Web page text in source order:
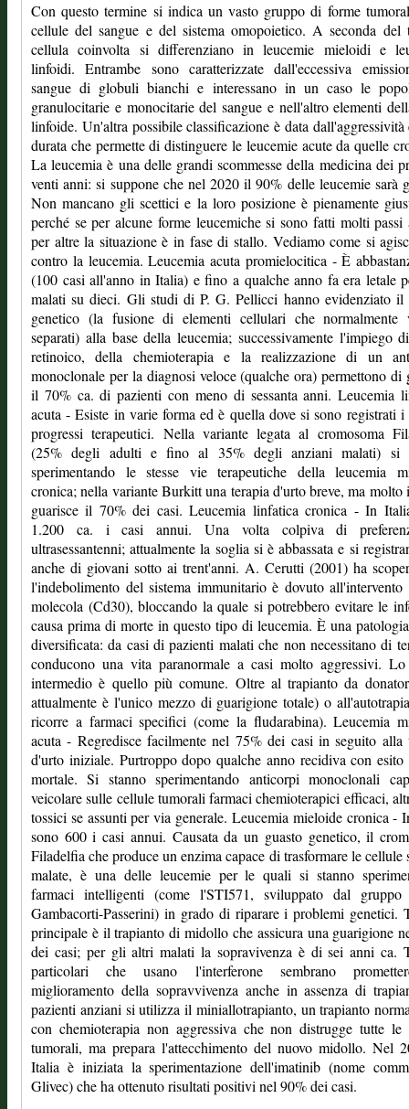
Con questo termine si indica un vasto gruppo di forme
cellule del sangue e del sistema omopoietico. A seconda
cellula coinvolta si differenziano in leucemie mieloidi e
linfoidi. Entrambe sono caratterizzate dall'eccessiva
sangue di globuli bianchi e interessano in un caso le
granulocitarie e monocitarie del sangue e nell'altro elementi
linfoide. Un'altra possibile classificazione è data dall'aggressività
durata che permette di distinguere le leucemie acute da quelle
La leucemia è una delle grandi scommesse della medicina dei
venti anni: si suppone che nel 2020 il 90% delle leucemie sarà
Non mancano gli scettici e la loro posizione è pienamente
perché se per alcune forme leucemiche si sono fatti molti passi
per altre la situazione è in fase di stallo. Vediamo come si
contro la leucemia. Leucemia acuta promielocitica - È
(100 casi all'anno in Italia) e fino a qualche anno fa era letale
malati su dieci. Gli studi di P. G. Pellicci hanno evidenziato il
genetico (la fusione di elementi cellulari che normalmente
separati) alla base della leucemia; successivamente l'impiego
retinoico, della chemioterapia e la realizzazione di un
monoclonale per la diagnosi veloce (qualche ora) permettono di
il 70% ca. di pazienti con meno di sessanta anni. Leucemia
acuta - Esiste in varie forma ed è quella dove si sono registrati
progressi terapeutici. Nella variante legata al cromosoma
(25% degli adulti e fino al 35% degli anziani malati) si
sperimentando le stesse vie terapeutiche della leucemia
cronica; nella variante Burkitt una terapia d'urto breve, ma molto
guarisce il 70% dei casi. Leucemia linfatica cronica - In
1.200 ca. i casi annui. Una volta colpiva di
ultrasessantenni; attualmente la soglia si è abbassata e si
anche di giovani sotto ai trent'anni. A. Cerutti (2001) ha
l'indebolimento del sistema immunitario è dovuto
molecola (Cd30), bloccando la quale si potrebbero evitare le
causa prima di morte in questo tipo di leucemia. È una
diversificata: da casi di pazienti malati che non necessitano di
conducono una vita paranormale a casi molto aggressivi.
intermedio è quello più comune. Oltre al trapianto da
attualmente è l'unico mezzo di guarigione totale) o
ricorre a farmaci specifici (come la fludarabina). Leucemia
acuta - Regredisce facilmente nel 75% dei casi in seguito alla
d'urto iniziale. Purtroppo dopo qualche anno recidiva con esito
mortale. Si stanno sperimentando anticorpi monoclonali
veicolare sulle cellule tumorali farmaci chemioterapici efficaci,
tossici se assunti per via generale. Leucemia mieloide cronica -
sono 600 i casi annui. Causata da un guasto genetico, il
Filadelfia che produce un enzima capace di trasformare le cellule
malate, è una delle leucemie per le quali si stanno
farmaci intelligenti (come l'STI571, sviluppato dal
Gambacorti-Passerini) in grado di riparare i problemi genetici.
principale è il trapianto di midollo che assicura una guarigione
dei casi; per gli altri malati la sopravivenza è di sei anni ca.
particolari che usano l'interferone sembrano
miglioramento della sopravvivenza anche in assenza di
pazienti anziani si utilizza il miniallotrapianto, un trapianto
con chemioterapia non aggressiva che non distrugge tutte le
tumorali, ma prepara l'attecchimento del nuovo midollo. Nel
Italia è iniziata la sperimentazione dell'imatinib (nome
Glivec) che ha ottenuto risultati positivi nel 90% dei casi.